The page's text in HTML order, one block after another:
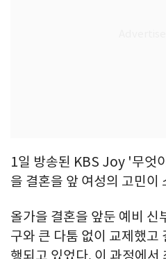
1일 방송된 KBS Joy '무엇
을 결혼을 앞 여성의 고민이
올가을 결혼을 앞둔 예비 신
구와 큰 다툼 없이 교제했고